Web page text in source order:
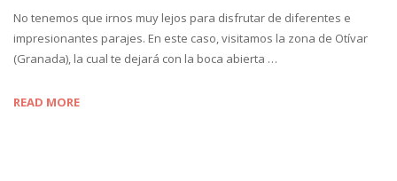
No tenemos que irnos muy lejos para disfrutar de diferentes e
impresionantes parajes. En este caso, visitamos la zona de Otívar
(Granada), la cual te dejará con la boca abierta …
READ MORE